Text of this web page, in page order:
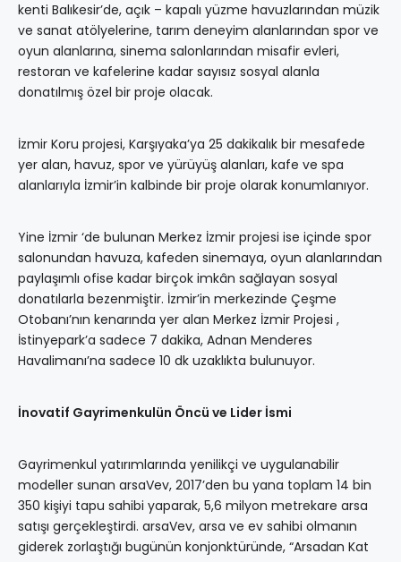
kenti Balıkesir’de, açık – kapalı yüzme havuzlarından müzik
ve sanat atölyelerine, tarım deneyim alanlarından spor ve
oyun alanlarına, sinema salonlarından misafir evleri,
restoran ve kafelerine kadar sayısız sosyal alanla
donatılmış özel bir proje olacak.
İzmir Koru projesi, Karşıyaka’ya 25 dakikalık bir mesafede
yer alan, havuz, spor ve yürüyüş alanları, kafe ve spa
alanlarıyla İzmir’in kalbinde bir proje olarak konumlanıyor.
Yine İzmir ‘de bulunan Merkez İzmir projesi ise içinde spor
salonundan havuza, kafeden sinemaya, oyun alanlarından
paylaşımlı ofise kadar birçok imkân sağlayan sosyal
donatılarla bezenmiştir. İzmir’in merkezinde Çeşme
Otobanı’nın kenarında yer alan Merkez İzmir Projesi ,
İstinyepark’a sadece 7 dakika, Adnan Menderes
Havalimanı’na sadece 10 dk uzaklıkta bulunuyor.
İnovatif Gayrimenkulün Öncü ve Lider İsmi
Gayrimenkul yatırımlarında yenilikçi ve uygulanabilir
modeller sunan arsaVev, 2017’den bu yana toplam 14 bin
350 kişiyi tapu sahibi yaparak, 5,6 milyon metrekare arsa
satışı gerçekleştirdi. arsaVev, arsa ve ev sahibi olmanın
giderek zorlaştığı bugünün konjonktüründe, “Arsadan Kat